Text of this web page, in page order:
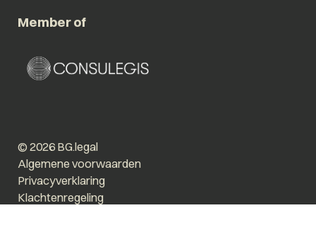
Member of
© 2026 BG.legal
Algemene voorwaarden
Privacyverklaring
Klachtenregeling